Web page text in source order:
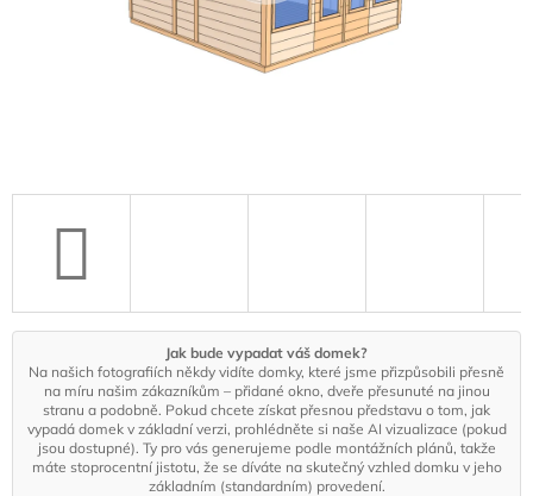
Jak bude vypadat váš domek?
Na našich fotografiích někdy vidíte domky, které jsme přizpůsobili přesně
na míru našim zákazníkům – přidané okno, dveře přesunuté na jinou
stranu a podobně. Pokud chcete získat přesnou představu o tom, jak
vypadá domek v základní verzi, prohlédněte si naše AI vizualizace (pokud
jsou dostupné). Ty pro vás generujeme podle montážních plánů, takže
máte stoprocentní jistotu, že se díváte na skutečný vzhled domku v jeho
základním (standardním) provedení.